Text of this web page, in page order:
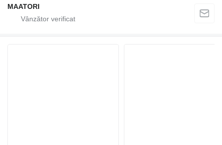
MAATORI